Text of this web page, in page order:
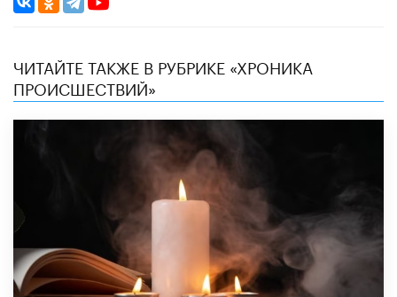
ЧИТАЙТЕ ТАКЖЕ В РУБРИКЕ «ХРОНИКА
ПРОИСШЕСТВИЙ»